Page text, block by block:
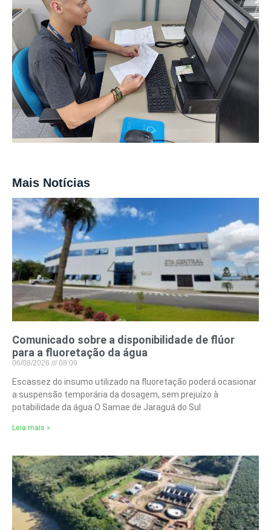
Mais Notícias
Comunicado sobre a disponibilidade de flúor
para a fluoretação da água
06/08/2026 08:09
Escassez do insumo utilizado na fluoretação poderá ocasionar
a suspensão temporária da dosagem, sem prejuízo à
potabilidade da água O Samae de Jaraguá do Sul
Leia mais »